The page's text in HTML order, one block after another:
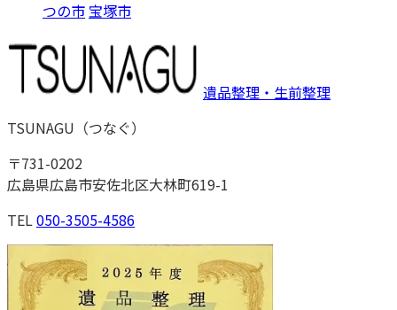
つの市宝塚市
遺品整理・生前整理
TSUNAGU （つなぐ）
〒731-0202
広島県広島市安佐北区大林町619-1
TEL 050-3505-4586